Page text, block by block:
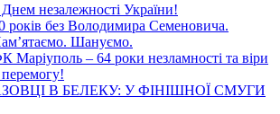
незалежності України!
років без Володимира Семеновича.
Шануємо.
Маріуполь – 64 роки незламності та віри
В БЕЛЕКУ: У ФІНІШНОЇ СМУГИ